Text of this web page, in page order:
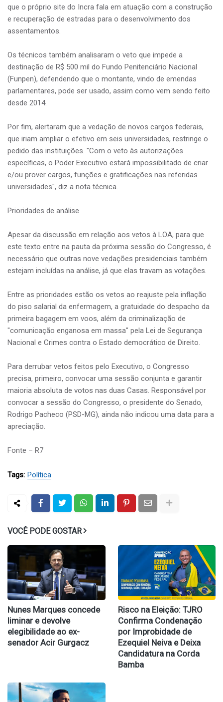
que o próprio site do Incra fala em atuação com a construção
e recuperação de estradas para o desenvolvimento dos
assentamentos.
Os técnicos também analisaram o veto que impede a
destinação de R$ 500 mil do Fundo Penitenciário Nacional
(Funpen), defendendo que o montante, vindo de emendas
parlamentares, pode ser usado, assim como vem sendo feito
desde 2014.
Por fim, alertaram que a vedação de novos cargos federais,
que iriam ampliar o efetivo em seis universidades, restringe o
pedido das instituições. "Com o veto às autorizações
específicas, o Poder Executivo estará impossibilitado de criar
e/ou prover cargos, funções e gratificações nas referidas
universidades", diz a nota técnica.
Prioridades de análise
Apesar da discussão em relação aos vetos à LOA, para que
este texto entre na pauta da próxima sessão do Congresso, é
necessário que outras nove vedações presidenciais também
estejam incluídas na análise, já que elas travam as votações.
Entre as prioridades estão os vetos ao reajuste pela inflação
do piso salarial da enfermagem, a gratuidade do despacho da
primeira bagagem em voos, além da criminalização de
"comunicação enganosa em massa" pela Lei de Segurança
Nacional e Crimes contra o Estado democrático de Direito.
Para derrubar vetos feitos pelo Executivo, o Congresso
precisa, primeiro, convocar uma sessão conjunta e garantir
maioria absoluta de votos nas duas Casas. Responsável por
convocar a sessão do Congresso, o presidente do Senado,
Rodrigo Pacheco (PSD-MG), ainda não indicou uma data para a
apreciação.
Fonte – R7
Tags: Política
VOCÊ PODE GOSTAR
Nunes Marques concede
liminar e devolve
elegibilidade ao ex-
senador Acir Gurgacz
Risco na Eleição: TJRO
Confirma Condenação
por Improbidade de
Ezequiel Neiva e Deixa
Candidatura na Corda
Bamba